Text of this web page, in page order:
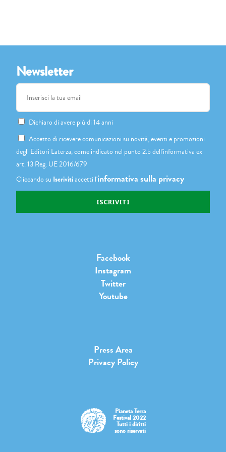
Newsletter
Dichiaro di avere più di 14 anni
Accetto di ricevere comunicazioni su novità, eventi e promozioni
degli Editori Laterza, come indicato nel punto 2.b dell'informativa ex
art. 13 Reg. UE 2016/679
Cliccando su Iscrivitiaccetti l'informativa sulla privacy
Facebook
Instagram
Twitter
Youtube
Press Area
Privacy Policy
Pianeta Terra
Festival 2022
Tutti i diritti
sono riservati